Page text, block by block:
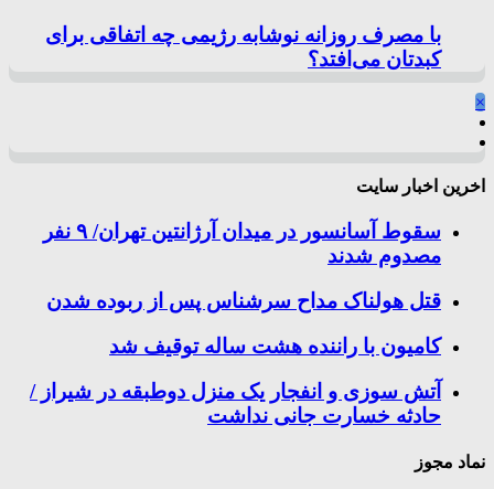
با مصرف روزانه نوشابه رژیمی چه اتفاقی برای
کبدتان می‌افتد؟
×
اخرین اخبار سایت
سقوط آسانسور در میدان آرژانتین تهران/ ۹ نفر
مصدوم شدند
قتل هولناک مداح سرشناس پس از ربوده شدن
کامیون با راننده هشت ساله توقیف شد
آتش سوزی و انفجار یک منزل دوطبقه در شیراز /
حادثه خسارت جانی نداشت
نماد مجوز